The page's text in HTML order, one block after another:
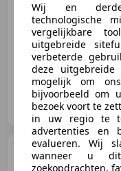
06/2024 5.532 km
Goedhart Motoren B.V
NL-2411 NE BODEGRAVEN
Wij en
technologische
vergelijkbare
uitgebreide
verbeterde
deze
mogelijk om
bijvoorbeeld om
bezoek voort te
in uw regio te
advertenties en
evalueren. Wij
wanneer u dit
zoekopdrachten,